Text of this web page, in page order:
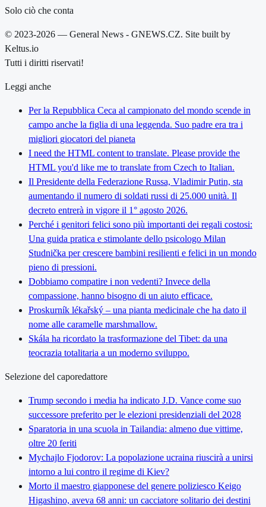
Solo ciò che conta
© 2023-2026 — General News - GNEWS.CZ. Site built by
Keltus.io
Tutti i diritti riservati!
Leggi anche
Per la Repubblica Ceca al campionato del mondo scende in
campo anche la figlia di una leggenda. Suo padre era tra i
migliori giocatori del pianeta
I need the HTML content to translate. Please provide the
HTML you'd like me to translate from Czech to Italian.
Il Presidente della Federazione Russa, Vladimir Putin, sta
aumentando il numero di soldati russi di 25.000 unità. Il
decreto entrerà in vigore il 1° agosto 2026.
Perché i genitori felici sono più importanti dei regali costosi:
Una guida pratica e stimolante dello psicologo Milan
Studnička per crescere bambini resilienti e felici in un mondo
pieno di pressioni.
Dobbiamo compatire i non vedenti? Invece della
compassione, hanno bisogno di un aiuto efficace.
Proskurník lékařský – una pianta medicinale che ha dato il
nome alle caramelle marshmallow.
Skála ha ricordato la trasformazione del Tibet: da una
teocrazia totalitaria a un moderno sviluppo.
Selezione del caporedattore
Trump secondo i media ha indicato J.D. Vance come suo
successore preferito per le elezioni presidenziali del 2028
Sparatoria in una scuola in Tailandia: almeno due vittime,
oltre 20 feriti
Mychajlo Fjodorov: La popolazione ucraina riuscirà a unirsi
intorno a lui contro il regime di Kiev?
Morto il maestro giapponese del genere poliziesco Keigo
Higashino, aveva 68 anni: un cacciatore solitario dei destini